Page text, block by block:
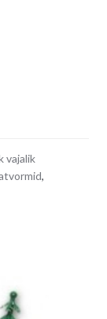
vajalik
,